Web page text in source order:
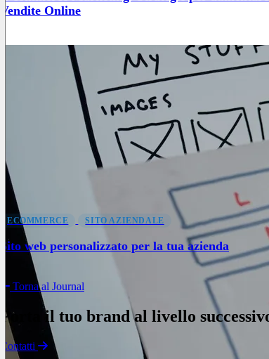
Vendite Online
ECOMMERCE SITO AZIENDALE
Sito web personalizzato per la tua azienda
Torna al Journal
Porta il tuo brand al livello
Contatti